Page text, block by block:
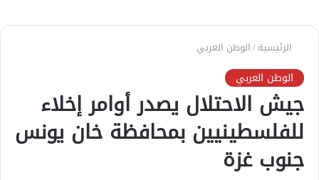
الرئيسية/الوطن العربي
الوطن العربي
جيش الاحتلال يصدر أوامر إخلاء
للفلسطينيين بمحافظة خان يونس
جنوب غزة